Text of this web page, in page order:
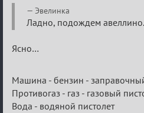
Re:
Безопасная
связь
Эвелинка
Ладно, подождем
Ясно…
Машина - бензин -
Противогаз - газ - газовый
Вода - водяной пистолет